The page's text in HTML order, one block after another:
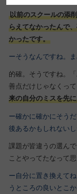
以前のスクールの添
らえてなかったんで
かったです。
ーそうなんですね。
的確。そうですね。
善点だけじゃなくっ
来の自分のミスを先
ー確かに確かにそう
後あるかもしれないし
課題が皆違うの選ん
ことやってたなって
ー自分に置き換えて
うところの良いとこ